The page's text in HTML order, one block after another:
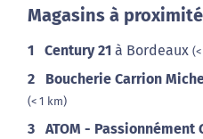
Magasins à proximité
1 Century 21 à Bordeaux
2 Boucherie Carrion
(< 1 km)
3 ATOM - Passionnément